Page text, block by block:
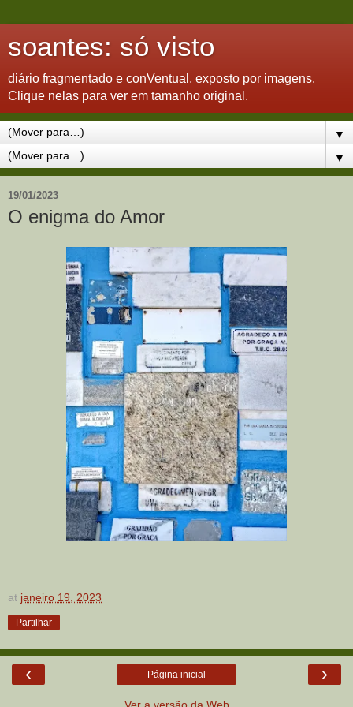
soantes: só visto
diário fragmentado e conVentual, exposto por imagens.
Clique nelas para ver em tamanho original.
▼
▼
19/01/2023
O enigma do Amor
at janeiro 19, 2023
Partilhar
‹ ›
Página inicial
Ver a versão da Web